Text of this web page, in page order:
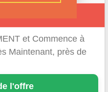
et Commence à
Maintenant, près de
l'offre